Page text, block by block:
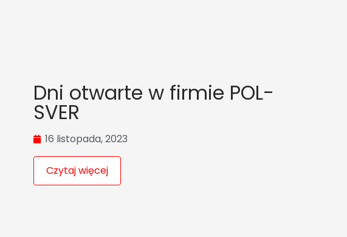
Dni otwarte w firmie POL-
SVER
16 listopada, 2023
Czytaj więcej